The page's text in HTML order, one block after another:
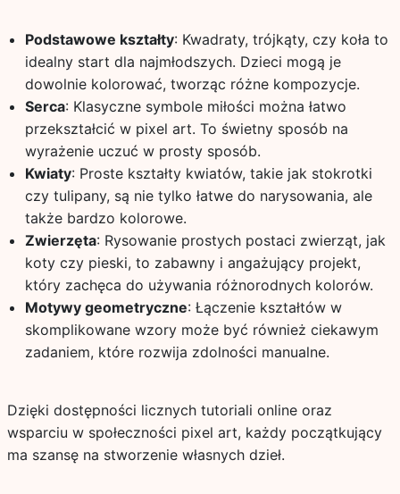
Podstawowe kształty: Kwadraty, trójkąty, czy koła to
idealny start dla najmłodszych. Dzieci mogą je
dowolnie kolorować, tworząc różne kompozycje.
Serca: Klasyczne symbole miłości można łatwo
przekształcić w pixel art. To świetny sposób na
wyrażenie uczuć w prosty sposób.
Kwiaty: Proste kształty kwiatów, takie jak stokrotki
czy tulipany, są nie tylko łatwe do narysowania, ale
także bardzo kolorowe.
Zwierzęta: Rysowanie prostych postaci zwierząt, jak
koty czy pieski, to zabawny i angażujący projekt,
który zachęca do używania różnorodnych kolorów.
Motywy geometryczne: Łączenie kształtów w
skomplikowane wzory może być również ciekawym
zadaniem, które rozwija zdolności manualne.
Dzięki dostępności licznych tutoriali online oraz
wsparciu w społeczności pixel art, każdy początkujący
ma szansę na stworzenie własnych dzieł.